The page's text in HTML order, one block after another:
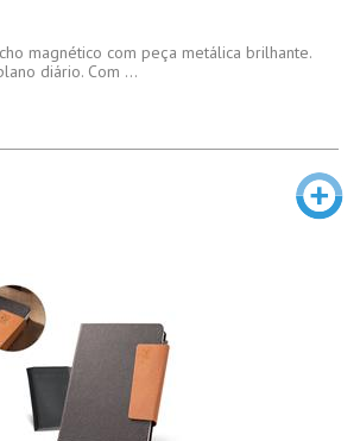
magnético com peça metálica brilhante.
diário. Com ...